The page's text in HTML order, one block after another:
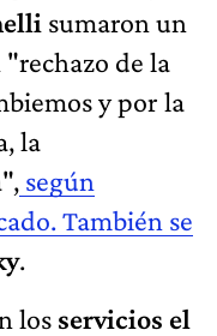
sumaron un
de la
y por la
la
según
También se
.
los servicios el